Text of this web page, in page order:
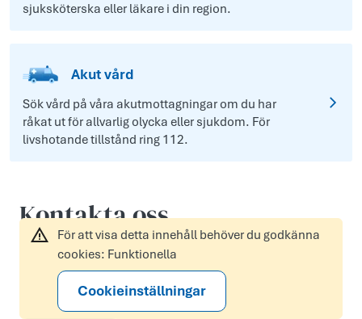
sjuksköterska eller läkare i din region.
Akut vård
Sök vård på våra akutmottagningar om du har
råkat ut för allvarlig olycka eller sjukdom. För
livshotande tillstånd ring 112.
Kontakta oss
För att visa detta innehåll behöver du godkänna
cookies: Funktionella
Cookieinställningar